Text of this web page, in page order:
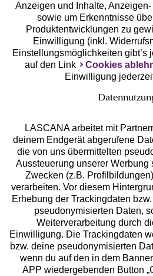
Kostenlose Retoure
°Punkte sammeln
Services
Beratung
Über uns
Rechtliches
Anzeigen und Inhalte,
sowie um Erkenntnisse
Produktentwicklungen zu
Einwilligung (inkl.
Einstellungsmöglichkeiten gibt’s
auf den Link
Cookies
Einwilligung
LASCANA arbeitet mit
deinem Endgerät abgerufene
die von uns übermittelten
Aussteuerung unserer Werbung
Zwecken (z.B.
verarbeiten. Vor diesem
Erhebung der Trackingdaten
pseudonymisierten Daten,
Weiterverarbeitung durch
Einwilligung. Die Trackingdaten
bzw. deine pseudonymisierten
wenn du auf den in dem
APP wiedergebenden Button